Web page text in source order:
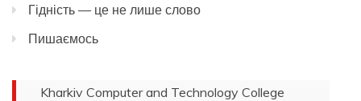
Гідність — це не лише слово
Пишаємось
Kharkiv Computer and Technology College